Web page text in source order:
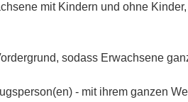
mit Kindern und ohne
sodass Erwachsene
- mit ihrem ganzen